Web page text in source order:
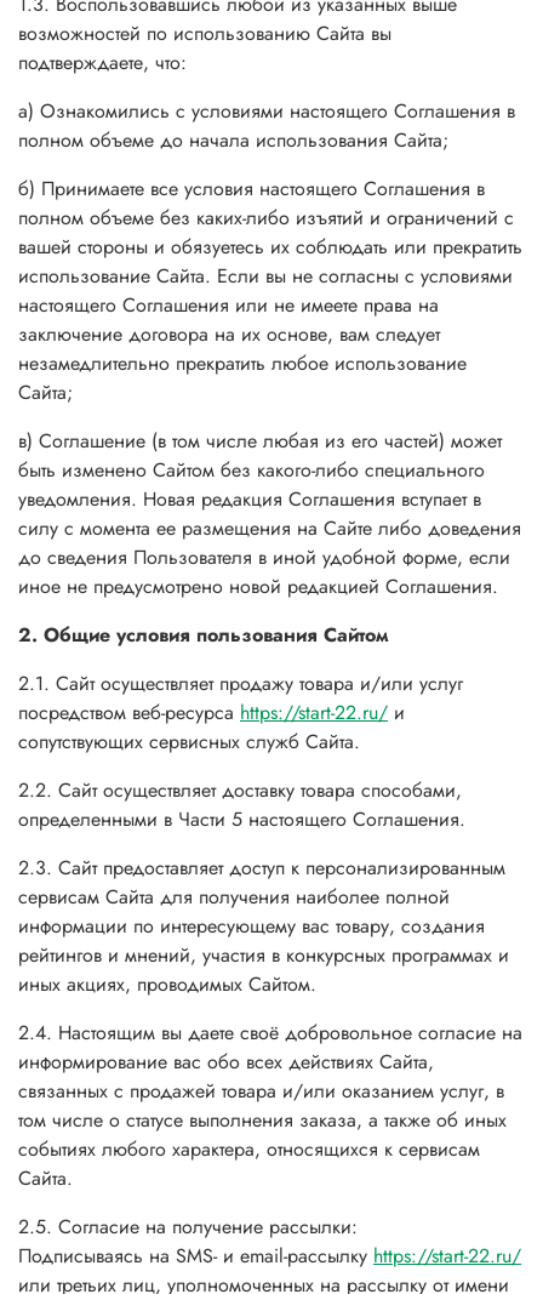
возможностей по использованию Сайта вы
подтверждаете, что:
а) Ознакомились с условиями настоящего Соглашения в
полном объеме до начала использования Сайта;
б) Принимаете все условия настоящего Соглашения в
полном объеме без каких-либо изъятий и ограничений с
вашей стороны и обязуетесь их соблюдать или прекратить
использование Сайта. Если вы не согласны с условиями
настоящего Соглашения или не имеете права на
заключение договора на их основе, вам следует
незамедлительно прекратить любое использование
Сайта;
в) Соглашение (в том числе любая из его частей) может
быть изменено Сайтом без какого-либо специального
уведомления. Новая редакция Соглашения вступает в
силу с момента ее размещения на Сайте либо доведения
до сведения Пользователя в иной удобной форме, если
иное не предусмотрено новой редакцией Соглашения.
2. Общие условия пользования Сайтом
2.1. Сайт осуществляет продажу товара и/или услуг
посредством веб-ресурса https://start-22.ru/ и
сопутствующих сервисных служб Сайта.
2.2. Сайт осуществляет доставку товара способами,
определенными в Части 5 настоящего Соглашения.
2.3. Сайт предоставляет доступ к персонализированным
сервисам Сайта для получения наиболее полной
информации по интересующему вас товару, создания
рейтингов и мнений, участия в конкурсных программах и
иных акциях, проводимых Сайтом.
2.4. Настоящим вы даете своё добровольное согласие на
информирование вас обо всех действиях Сайта,
связанных с продажей товара и/или оказанием услуг, в
том числе о статусе выполнения заказа, а также об иных
событиях любого характера, относящихся к сервисам
Сайта.
2.5. Согласие на получение рассылки:
Подписываясь на SMS- и email-рассылку https://start-22.ru/
или третьих лиц, уполномоченных на рассылку от имени